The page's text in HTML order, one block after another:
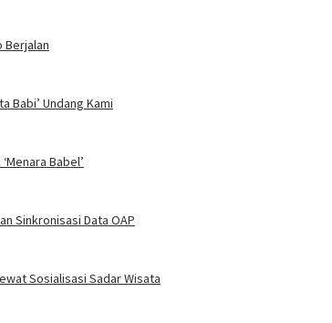
Berjalan
Babi’ Undang Kami
Babel’
Sinkronisasi Data OAP
Sosialisasi Sadar Wisata